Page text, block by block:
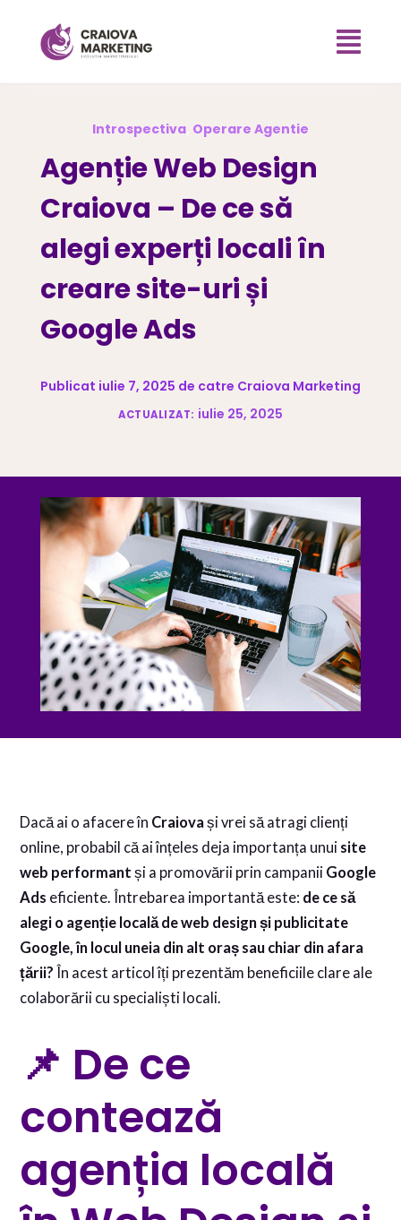

Introspectiva, Operare Agentie
Agenție Web Design
Craiova – De ce să
alegi experți locali în
creare site-uri și
Google Ads
Publicat iulie 7, 2025 de catre Craiova Marketing
ACTUALIZAT: iulie 25, 2025
Dacă ai o afacere în Craiovași vrei să atragi clienți
online, probabil că ai înțeles deja importanța unui site
web performant și a promovării prin campanii Google
Ads eficiente. Întrebarea importantă este: de ce să
alegi o agenție locală de web design și publicitate
Google, în locul uneia din alt oraș sau chiar din afara
țării? În acest articol îți prezentăm beneficiile clare ale
colaborării cu specialiști locali.
📌 De ce
contează
agenția locală